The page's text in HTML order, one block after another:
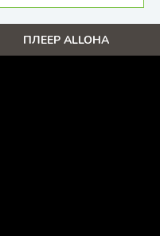
ПЛЕЕР ALLOHA